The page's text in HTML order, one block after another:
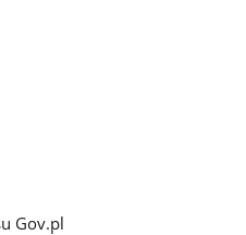
Gov.pl